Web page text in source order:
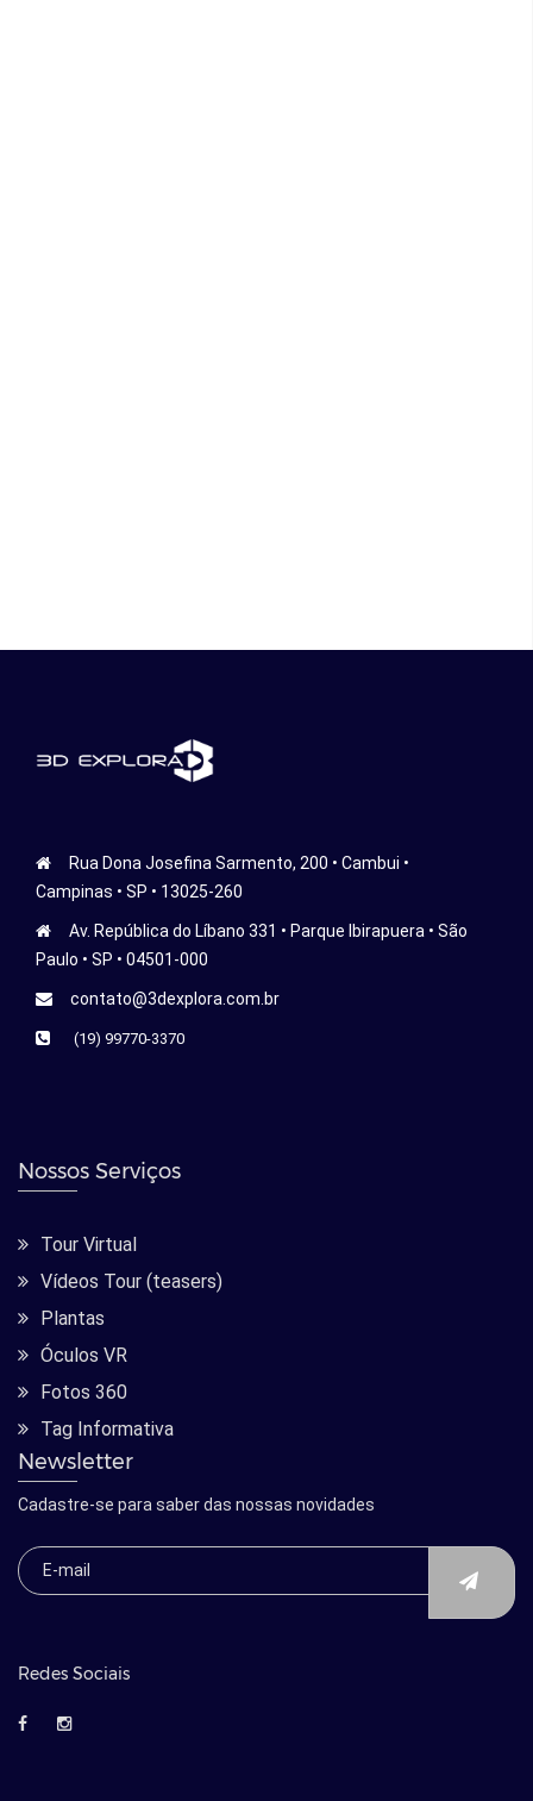
Rua Dona Josefina Sarmento, 200 • Cambui •
Campinas • SP • 13025-260
Av. República do Líbano 331 • Parque Ibirapuera • São
Paulo • SP • 04501-000
contato@3dexplora.com.br
(19) 99770-3370
Nossos Serviços
Tour Virtual
Vídeos Tour (teasers)
Plantas
Óculos VR
Fotos 360
Tag Informativa
Newsletter
Cadastre-se para saber das nossas novidades
Redes Sociais